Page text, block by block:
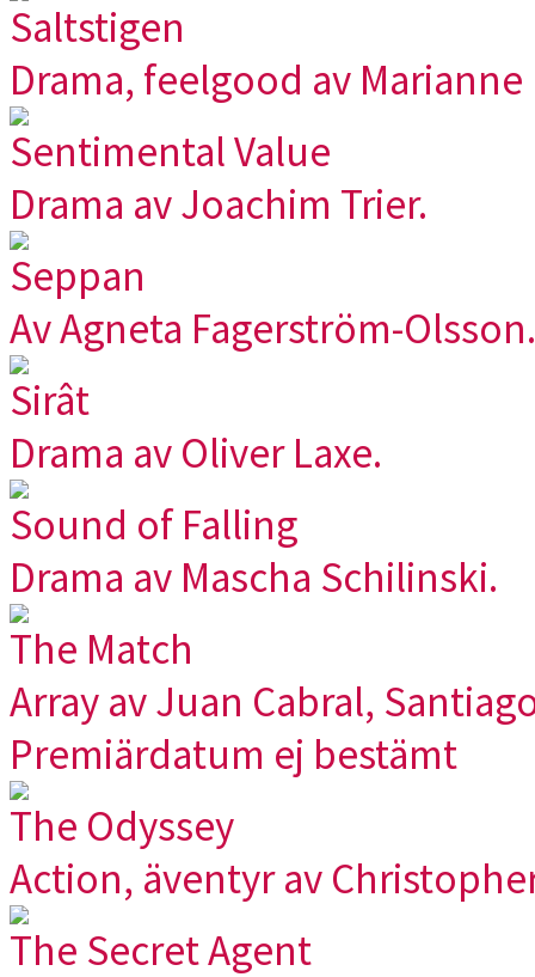
Saltstigen
Drama, feelgood av
Sentimental Value
Drama av Joachim Trier.
Seppan
Av Agneta Fagerström-Olsson.
Sirât
Drama av Oliver Laxe.
Sound of Falling
Drama av Mascha Schilinski.
The Match
Array av Juan Cabral,
Premiärdatum ej bestämt
The Odyssey
Action, äventyr av
The Secret Agent